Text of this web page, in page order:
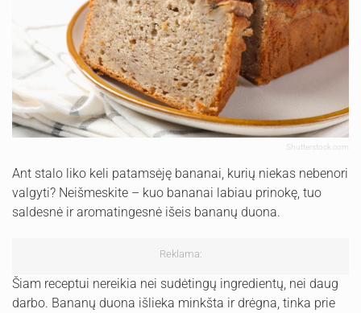
Shutterstock.com
Ant stalo liko keli patamsėję bananai, kurių niekas nebenori
valgyti? Neišmeskite – kuo bananai labiau prinokę, tuo
saldesnė ir aromatingesnė išeis bananų duona.
Reklama:
Šiam receptui nereikia nei sudėtingų ingredientų, nei daug
darbo. Bananų duona išlieka minkšta ir drėgna, tinka prie